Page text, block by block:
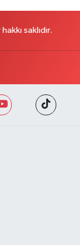
saklıdır.